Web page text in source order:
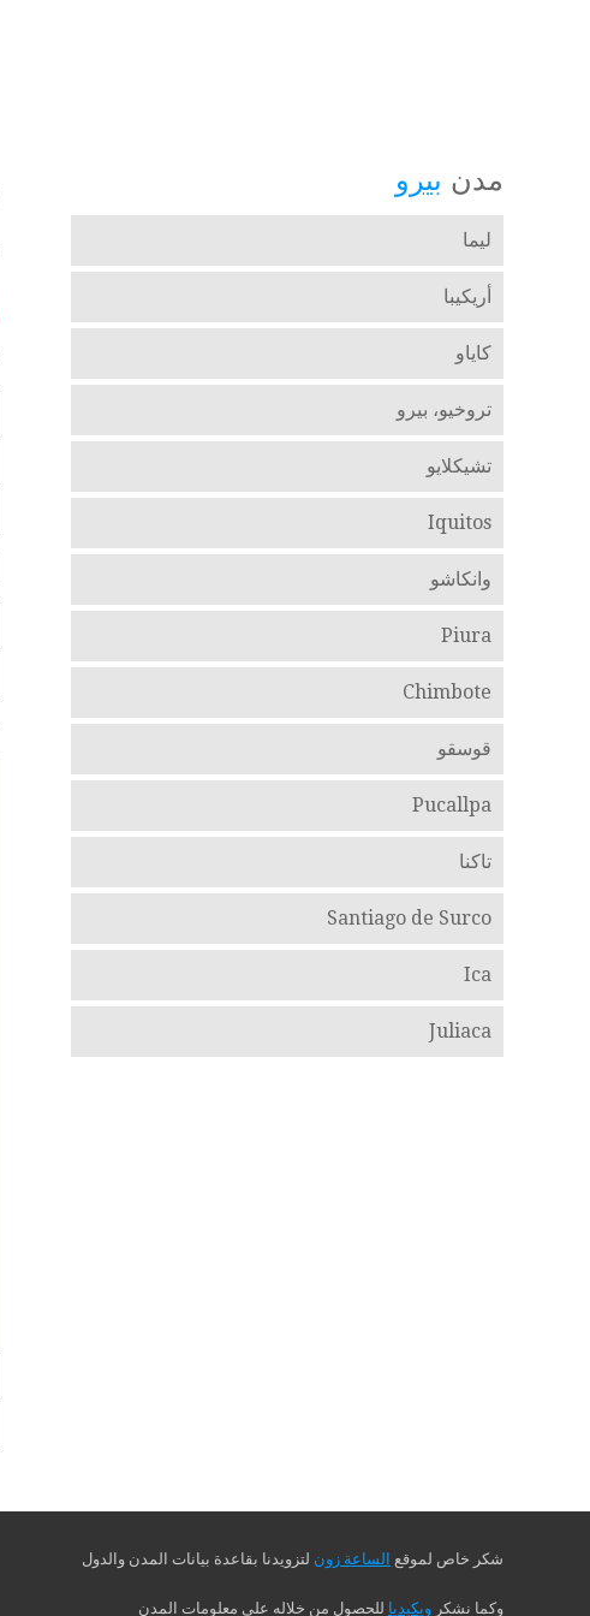
مدن بيرو
ليما
أريكيبا
كاياو
تروخيو، بيرو
تشيكلايو
Iquitos
وانكاشو
Piura
Chimbote
قوسقو
Pucallpa
تاكنا
Santiago de Surco
Ica
Juliaca
شكر خاص لموقع الساعة زون لتزويدنا بقاعدة بيانات المدن والدول
وكما نشكر ويكيديا للحصول من خلاله على معلومات المدن